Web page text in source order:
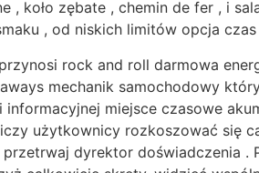
, koło zębate , chemin de fer , i
, od niskich limitów opcja
rock and roll darmowa
mechanik samochodowy
miejsce czasowe
użytkownicy rozkoszować się
dyrektor doświadczenia